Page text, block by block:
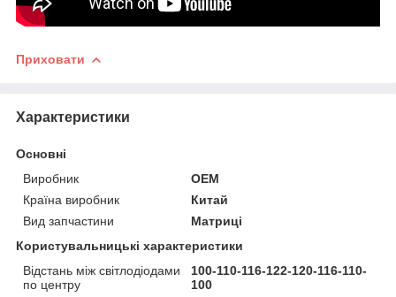
Приховати
Характеристики
Основні
Виробник
OEM
Країна виробник
Китай
Вид запчастини
Матриці
Користувальницькі характеристики
Відстань між світлодіодами
по центру
100-110-116-122-120-116-110-
100